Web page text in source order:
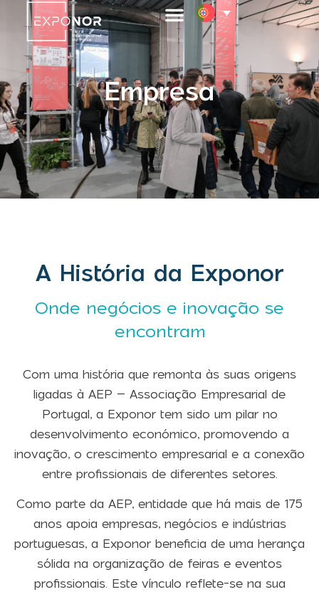
Empresa
A História da Exponor
Onde negócios e inovação se
encontram
Com uma história que remonta às suas origens
ligadas à AEP – Associação Empresarial de
Portugal, a Exponor tem sido um pilar no
desenvolvimento económico, promovendo a
inovação, o crescimento empresarial e a conexão
entre profissionais de diferentes setores.
Como parte da AEP, entidade que há mais de 175
anos apoia empresas, negócios e indústrias
portuguesas, a Exponor beneficia de uma herança
sólida na organização de feiras e eventos
profissionais. Este vínculo reflete-se na sua